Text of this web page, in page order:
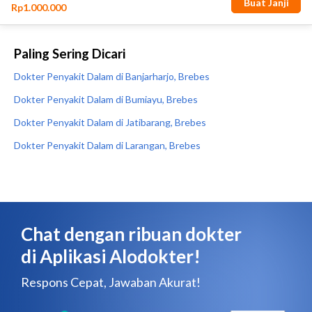
Paling Sering Dicari
Dokter Penyakit Dalam di Banjarharjo, Brebes
Dokter Penyakit Dalam di Bumiayu, Brebes
Dokter Penyakit Dalam di Jatibarang, Brebes
Dokter Penyakit Dalam di Larangan, Brebes